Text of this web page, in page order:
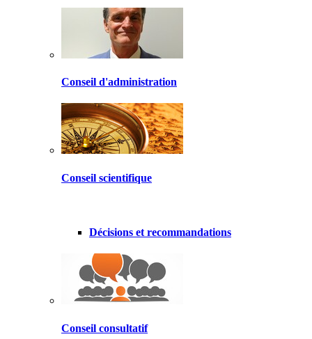
Conseil d'administration
Conseil scientifique
Décisions et recommandations
Conseil consultatif